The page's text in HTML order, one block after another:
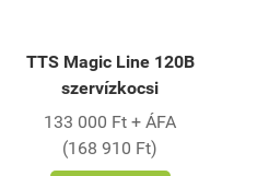
TTS Magic Line 120B
szervízkocsi
133 000 Ft + ÁFA
(168 910 Ft)